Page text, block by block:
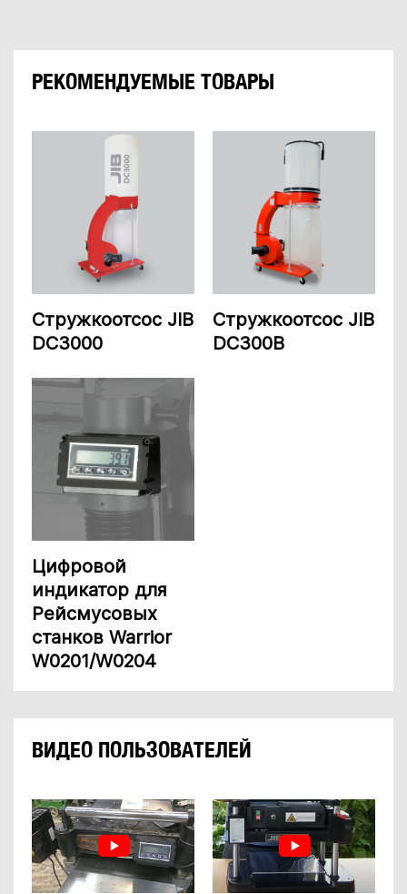
РЕКОМЕНДУЕМЫЕ ТОВАРЫ
Стружкоотсос JIB
DC3000
Стружкоотсос JIB
DC300B
Цифровой
индикатор для
Рейсмусовых
станков Warrior
W0201/W0204
ВИДЕО ПОЛЬЗОВАТЕЛЕЙ